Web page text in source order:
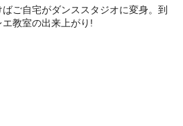
ご自宅がダンススタジオに変身。到
教室の出来上がり!